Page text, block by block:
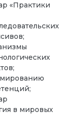
«Практики
в мировых